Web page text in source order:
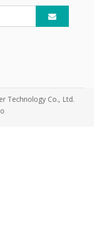
Technology Co., Ltd.